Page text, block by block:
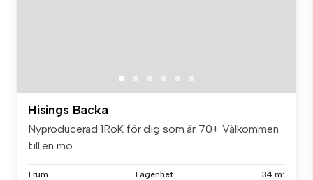
Hisings Backa
Nyproducerad 1RoK för dig som är 70+ Välkommen
till en mo...
1 rum Lägenhet 34 m²